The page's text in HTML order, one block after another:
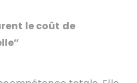
le coût de